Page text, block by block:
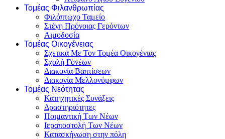
Τομέας Φιλανθρωπίας
Φιλόπτωχο Ταμείο
Στέγη Πρόνοιας Γερόντων
Αιμοδοσία
Τομέας Οικογένειας
Σχετικά Με Τον Τομέα Οικογένιας
Σχολή Γονέων
Διακονία Βαπτίσεων
Διακονία Μελλονύμφων
Τομέας Νεότητας
Κατηχητικές Συνάξεις
Δραστηριότητες
Ποιμαντική Των Νέων
Ιεραποστολή Των Νέων
Κατασκήνωση στην πόλη